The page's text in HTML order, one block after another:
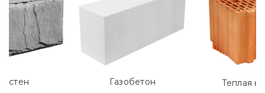
Газобетон Теплая